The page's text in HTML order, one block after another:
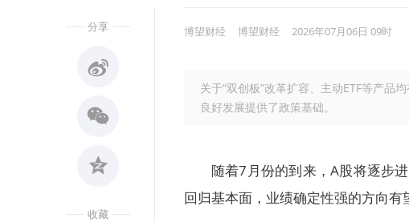
分享
收藏
博望财经 博望财经 2026年07月06日 09时
关于“双创板”改革扩容、主动ETF等产品
良好发展提供了政策基础。
随着7月份的到来，A股将逐步
回归基本面，业绩确定性强的方向有